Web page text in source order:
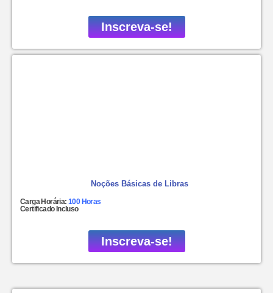
Inscreva-se!
Noções Básicas de Libras
Carga Horária:100 Horas
Certificado Incluso
Inscreva-se!